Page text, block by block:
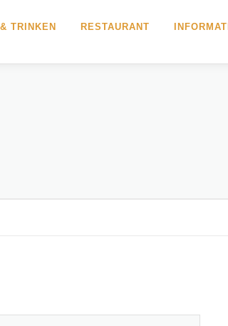
TRINKEN RESTAURANT